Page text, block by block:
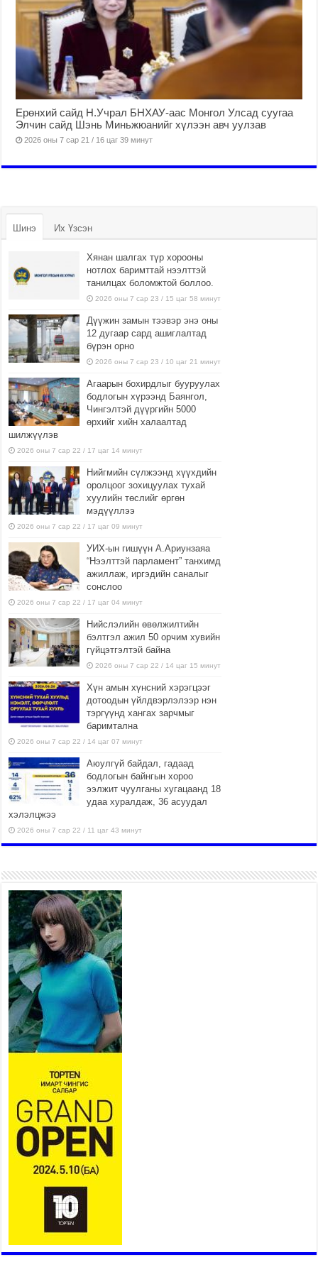
Ерөнхий сайд Н.Учрал БНХАУ-аас Монгол Улсад суугаа
Элчин сайд Шэнь Миньжюанийг хүлээн авч уулзав
2026 оны 7 сар 21 / 16 цаг 39 минут
Шинэ Их Үзсэн
Хянан шалгах түр хорооны
нотлох баримттай нээлттэй
танилцах боломжтой боллоо.
2026 оны 7 сар 23 / 15 цаг 58 минут
Дүүжин замын тээвэр энэ оны
12 дугаар сард ашиглалтад
бүрэн орно
2026 оны 7 сар 23 / 10 цаг 21 минут
Агаарын бохирдлыг бууруулах
бодлогын хүрээнд Баянгол,
Чингэлтэй дүүргийн 5000
өрхийг хийн халаалтад
шилжүүлэв
2026 оны 7 сар 22 / 17 цаг 14 минут
Нийгмийн сүлжээнд хүүхдийн
оролцоог зохицуулах тухай
хуулийн төслийг өргөн
мэдүүллээ
2026 оны 7 сар 22 / 17 цаг 09 минут
УИХ-ын гишүүн А.Ариунзаяа
“Нээлттэй парламент” танхимд
ажиллаж, иргэдийн саналыг
сонслоо
2026 оны 7 сар 22 / 17 цаг 04 минут
Нийслэлийн өвөлжилтийн
бэлтгэл ажил 50 орчим хувийн
гүйцэтгэлтэй байна
2026 оны 7 сар 22 / 14 цаг 15 минут
Хүн амын хүнсний хэрэгцээг
дотоодын үйлдвэрлэлээр нэн
тэргүүнд хангах зарчмыг
баримтална
2026 оны 7 сар 22 / 14 цаг 07 минут
Аюулгүй байдал, гадаад
бодлогын байнгын хороо
ээлжит чуулганы хугацаанд 18
удаа хуралдаж, 36 асуудал
хэлэлцжээ
2026 оны 7 сар 22 / 11 цаг 43 минут
боломжтой-Хүүхэд хөгжүүлэх
төв” байгуулах төсөлд төр,
хувийн хэвшлийн түншлэлийн хүрээнд хамтран
ажиллахыг урьж байна
2026 оны 7 сар 22 / 9 цаг 28 минут
Б.Пүрэвдагва: “Урт цагаан”-ыг залуучууд чөлөөт
цагаа өнгөрүүлдэг, жуулчид зорьж ирдэг цэг
болгоно
2026 оны 7 сар 21 / 16 цаг 47 минут
Тусгай замын автобус /BRT/ төслийн удирдах
хорооны ээлжит хуралдаан боллоо
2026 оны 7 сар 21 / 16 цаг 43 минут
Ерөнхий сайд Н.Учрал БНХАУ-аас Монгол Улсад
суугаа Элчин сайд Шэнь Миньжюанийг хүлээн
авч уулзав
2026 оны 7 сар 21 / 16 цаг 39 минут
БҮГД НАЙРАМДАХ ТАЖИКИСТАН УЛСТАЙ
ЭДИЙН ЗАСГИЙН ХАМТЫН АЖИЛЛАГААГ
ӨРГӨЖҮҮЛНЭ
2026 оны 7 сар 21 / 16 цаг 34 минут
26,992 суралцагч хотхоны бага сургуульд, 8100
суралцагч төрөлжсөн ахлах сургуульд
суралцана
2026 оны 7 сар 21 / 13 цаг 43 минут
COP17 хурлын үеэрх замын хөдөлгөөн, нийтийн